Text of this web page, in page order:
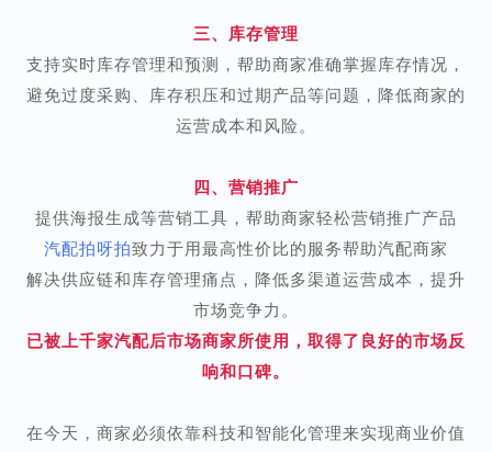
三、库存管理
支持实时库存管理和预测，帮助商家准确掌握库存情况，
避免过度采购、库存积压和过期产品等问题，降低商家的
运营成本和风险。
四、营销推广
提供海报生成等营销工具，帮助商家轻松营销推广产品
汽配拍呀拍致力于用最高性价比的服务帮助汽配商家
解决供应链和库存管理痛点，降低多渠道运营成本，提升
市场竞争力。
已被上千家汽配后市场商家所使用，取得了良好的市场反
响和口碑。
在今天，商家必须依靠科技和智能化管理来实现商业价值